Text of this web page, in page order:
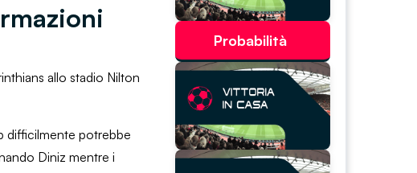
allo stadio Nilton
difficilmente potrebbe
Diniz mentre i
Probabilità